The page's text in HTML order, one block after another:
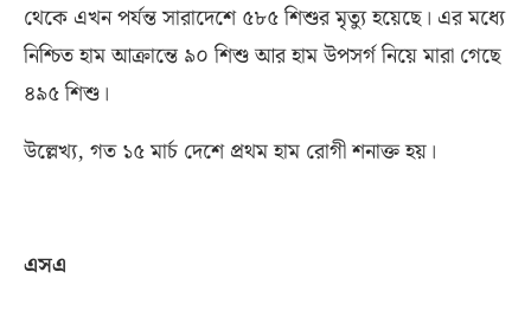
থেকে এখন পর্যন্ত সারাদেশে ৫৮৫ শিশুর মৃত্যু হয়েছে। এর মধ্যে
নিশ্চিত হাম আক্রান্তে ৯০ শিশু আর হাম উপসর্গ নিয়ে মারা গেছে
৪৯৫ শিশু।
উল্লেখ্য, গত ১৫ মার্চ দেশে প্রথম হাম রোগী শনাক্ত হয়।
এসএ